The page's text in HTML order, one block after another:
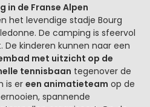
in de Franse Alpen
het levendige stadje Bourg
De camping is sfeervol
kinderen kunnen naar een
met uitzicht op de
tennisbaan tegenover de
is er een animatieteam op de
spannende